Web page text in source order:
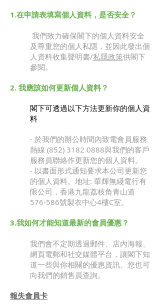
1.在申請表填寫個人資料，是否安全？
我們致力確保閣下的個人資料安全
及尊重您的個人私隱，並因此發出個
人資料收集聲明書/私隱政策供閣下
參閱。
2. 我應該如何更新個人資料？
閣下可透過以下方法更新你的個人資
料
- 於我們的辦公時間內致電會員服務
熱線 (852) 3182 0888與我們的客戶
服務員聯絡作更新您的個人資料。
- 以書面形式通知要求本公司更新您
的個人資料。地址: 華輝無綫電行有
限公司，香港九龍荔枝角青山道
576-586號製衣中心4樓C室。
3.我如何才能知道最新的會員優惠？
我們會不定期透過郵件、店內海報、
網頁電郵和社交媒體平台，讓閣下知
道一些與你相關的優惠資訊。您也可
向我們的銷售員查詢。
報失會員卡